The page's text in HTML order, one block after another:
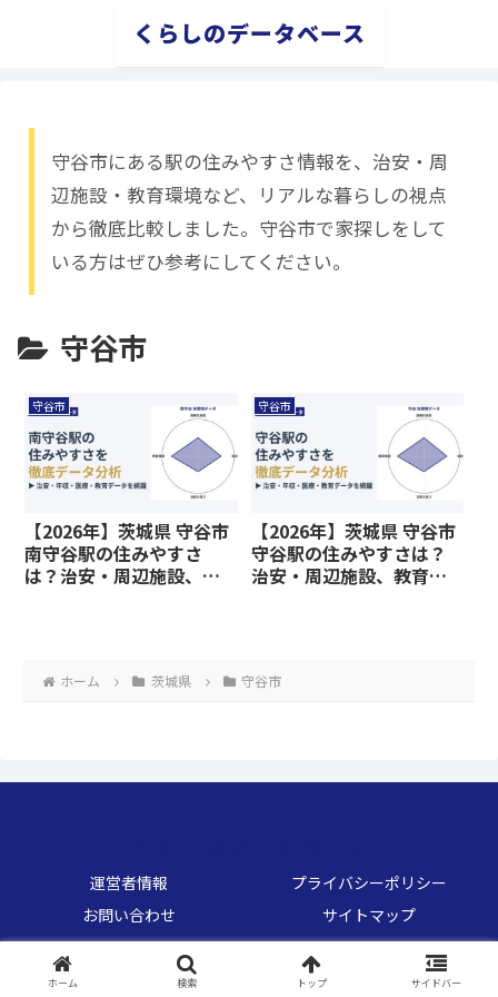
くらしのデータベース
守谷市にある駅の住みやすさ情報を、治安・周
辺施設・教育環境など、リアルな暮らしの視点
から徹底比較しました。守谷市で家探しをして
いる方はぜひ参考にしてください。
守谷市
守谷市
【2026年】茨城県 守谷市
南守谷駅の住みやすさ
は？治安・周辺施設、教
守谷市
【2026年】茨城県 守谷市
守谷駅の住みやすさは？
治安・周辺施設、教育環
ホーム 茨城県 守谷市
運営者情報
プライバシーポリシー
お問い合わせ
サイトマップ
© 2026 くらしのデータベース.
ホーム 検索 トップ サイドバー